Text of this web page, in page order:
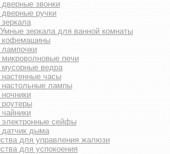
звонки
ручки
Умные зеркала для ванной комнаты
кофемашины
печи
ведра
часы
лампы
сейфы
дыма
для управления жалюзи
для успокоения